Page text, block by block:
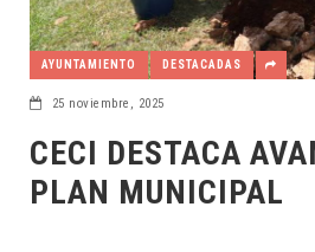
AYUNTAMIENTO DESTACADAS
25 noviembre, 2025
CECI DESTACA
PLAN MUNICIPAL